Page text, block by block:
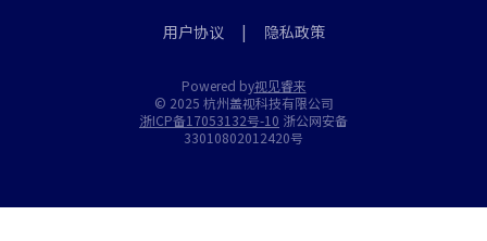
用户协议 | 隐私政策
Powered by视见睿来
© 2025 杭州盖视科技有限公司
浙ICP备17053132号-10 浙公网安备
33010802012420号